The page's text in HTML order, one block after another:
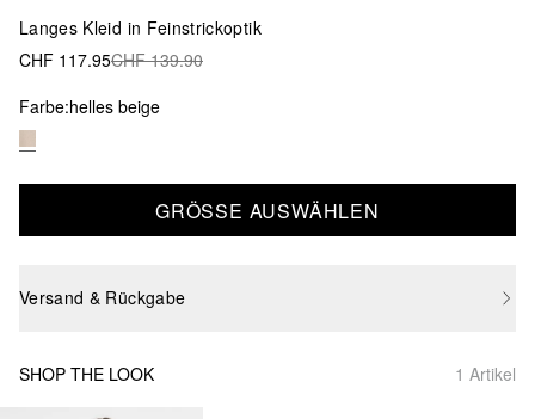
Langes Kleid in Feinstrickoptik
CHF 117.95CHF 139.90
Farbe:helles beige
GRÖSSE AUSWÄHLEN
Versand & Rückgabe
SHOP THE LOOK 1 Artikel